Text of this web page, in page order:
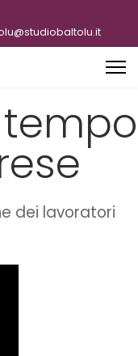
dei lavoratori